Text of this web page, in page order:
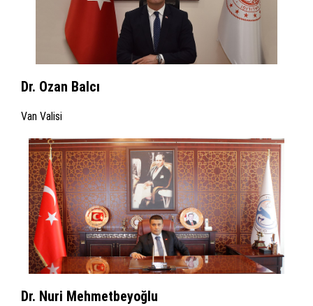
Dr. Ozan Balcı
Van Valisi
Dr. Nuri Mehmetbeyoğlu